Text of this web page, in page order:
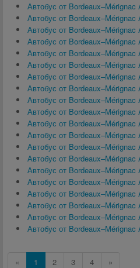
Автобус от Bordeaux–Mérignac
Автобус от Bordeaux–Mérignac
Автобус от Bordeaux–Mérignac
Автобус от Bordeaux–Mérignac
Автобус от
Автобус от Bordeaux–Mérignac
Автобус от Bordeaux–Mérignac
Автобус от Bordeaux–Mérignac
Автобус от Bordeaux–Mérignac
Автобус от Bordeaux–Mérignac
Автобус от Bordeaux–Mérignac
Автобус от Bordeaux–Mérignac
Автобус от
Автобус от Bordeaux–Mérignac
Автобус от
Автобус от
Автобус от
Автобус от
Автобус от Bordeaux–Mérignac
Автобус от Bordeaux–Mérignac
« 1 2 3 4 »